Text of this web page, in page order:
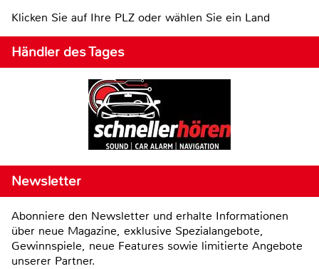
Klicken Sie auf Ihre PLZ oder wählen Sie ein Land
Händler des Tages
Newsletter
Abonniere den Newsletter und erhalte Informationen
über neue Magazine, exklusive Spezialangebote,
Gewinnspiele, neue Features sowie limitierte Angebote
unserer Partner.